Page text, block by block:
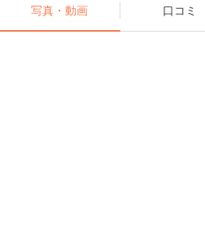
写真・動画 口コミ